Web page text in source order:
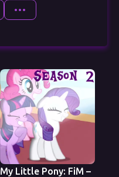
My Little Pony: FiM –